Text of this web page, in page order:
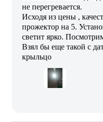
не перегревается.
Исходя из цены ,
прожектор на 5.
светит ярко.
Взял бы еще такой с
крыльцо